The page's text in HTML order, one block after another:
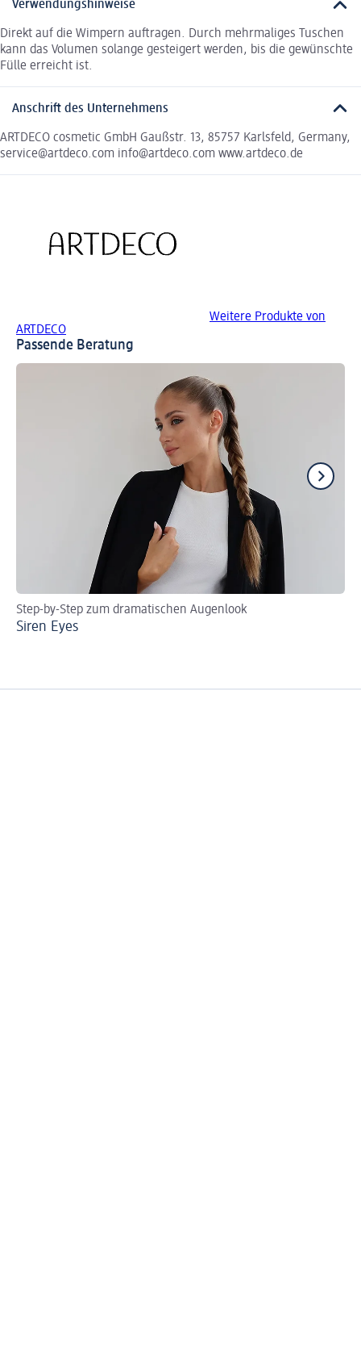
Verwendungshinweise
Direkt auf die Wimpern auftragen. Durch mehrmaliges Tuschen
kann das Volumen solange gesteigert werden, bis die gewünschte
Fülle erreicht ist.
Anschrift des Unternehmens
ARTDECO cosmetic GmbH Gaußstr. 13, 85757 Karlsfeld, Germany,
service@artdeco.com info@artdeco.com www.artdeco.de
Weitere Produkte von
ARTDECO
Passende Beratung
Step-by-Step zum dramatischen Augenlook
Siren Eyes